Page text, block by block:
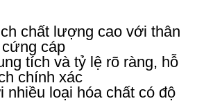
chất lượng cao với thân
cáp
tích và tỷ lệ rõ ràng, hỗ
chính xác
loại hóa chất có độ